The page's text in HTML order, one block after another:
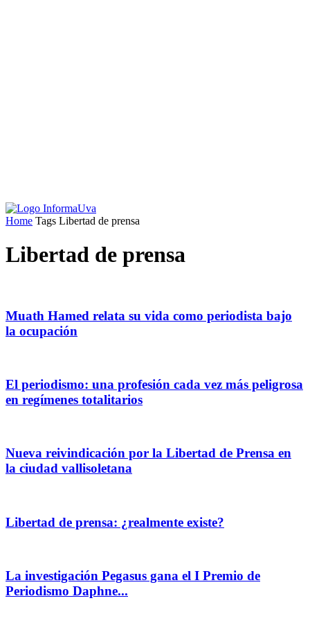
Home Tags Libertad de prensa
Libertad de prensa
Muath Hamed relata su vida como periodista bajo
la ocupación
El periodismo: una profesión cada vez más peligrosa
en regímenes totalitarios
Nueva reivindicación por la Libertad de Prensa en
la ciudad vallisoletana
Libertad de prensa: ¿realmente existe?
La investigación Pegasus gana el I Premio de
Periodismo Daphne...